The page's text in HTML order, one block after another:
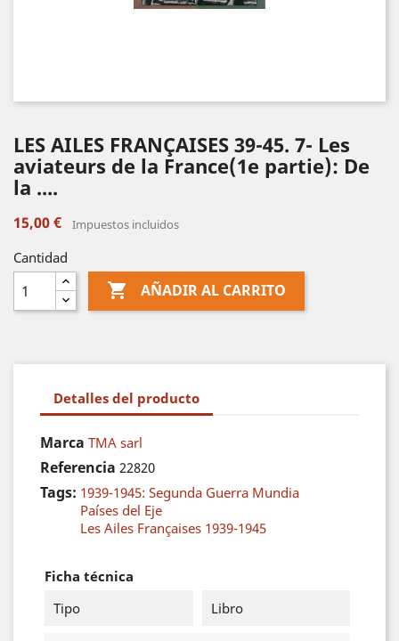
LES AILES FRANÇAISES 39-45. 7- Les
aviateurs de la France(1e partie): De
la ....
15,00 € Impuestos incluidos
Cantidad
 AÑADIR AL CARRITO
Detalles del producto
Marca TMA sarl
Referencia 22820
Tags: 1939-1945: Segunda Guerra Mundia
Países del Eje
Les Ailes Françaises 1939-1945
Ficha técnica
Tipo
Libro